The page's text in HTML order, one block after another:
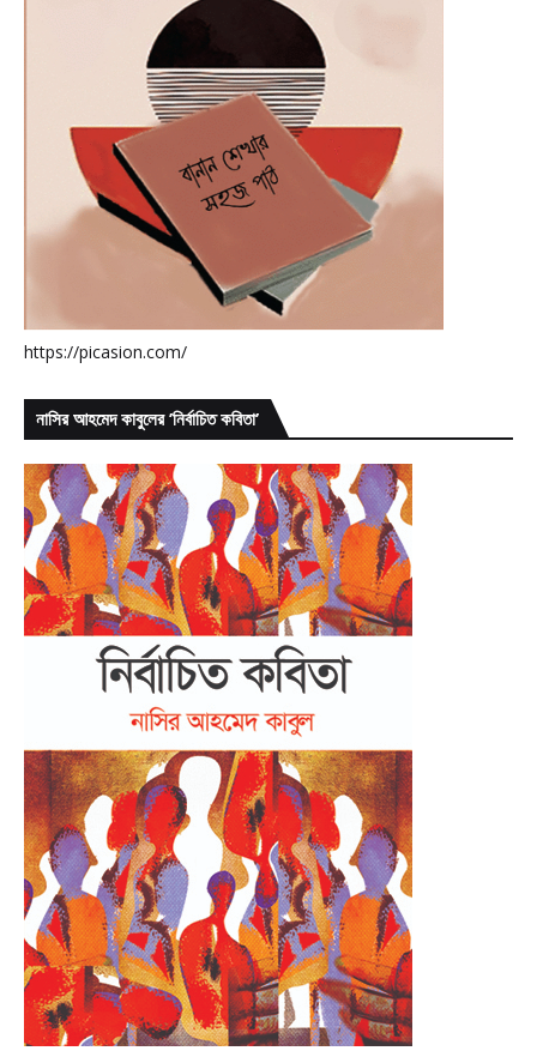
https://picasion.com/
নাসির আহমেদ কাবুলের ’নির্বাচিত কবিতা’